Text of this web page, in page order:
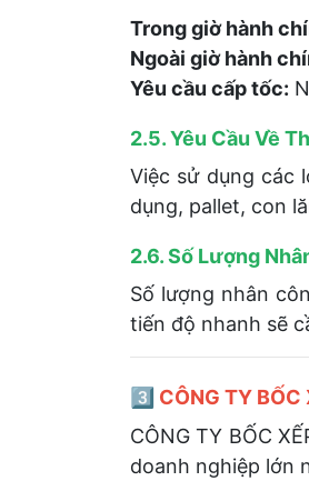
Trong giờ hành
Ngoài giờ hành
Yêu cầu cấp tốc:
2.5. Yêu Cầu Về
Việc sử dụng các
dụng, pallet, con
2.6. Số Lượng
Số lượng nhân
tiến độ nhanh sẽ
3️⃣ CÔNG TY
CÔNG TY BỐC
doanh nghiệp lớn